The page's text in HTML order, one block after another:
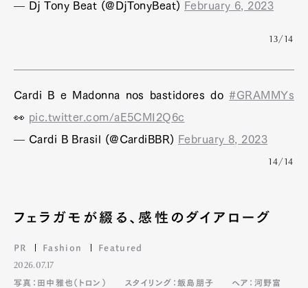
— Dj Tony Beat (@DjTonyBeat)
February 6, 2023
13/14
Cardi B e Madonna nos bastidores do#GRAMMYs
👀 pic.twitter.com/aE5CMI2Q6c
— Cardi B Brasil (@CardiBBR)
February 8, 2023
14/14
フェラガモが綴る、感性のダイアローグ
PR Fashion Featured
2026.07.17
写真：田中雅也（トロン）
スタイリング：飯島朋子
ヘア：河野富